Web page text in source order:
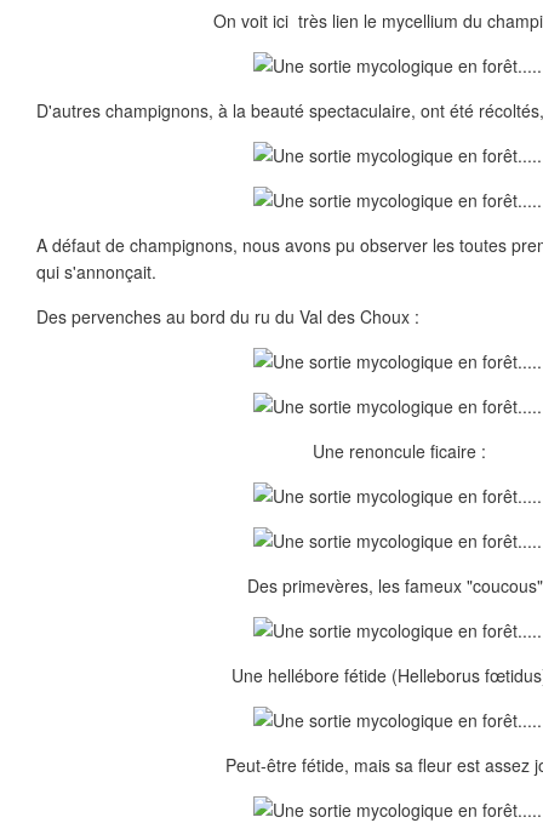
On voit ici très lien le mycellium du
D'autres champignons, à la beauté spectaculaire, ont été
A défaut de champignons, nous avons pu observer les toutes
qui s'annonçait.
Des pervenches au bord du ru du Val des Choux :
Une renoncule ficaire :
Des primevères, les fameux
Une hellébore fétide (Helleborus
Peut-être fétide, mais sa fleur est assez